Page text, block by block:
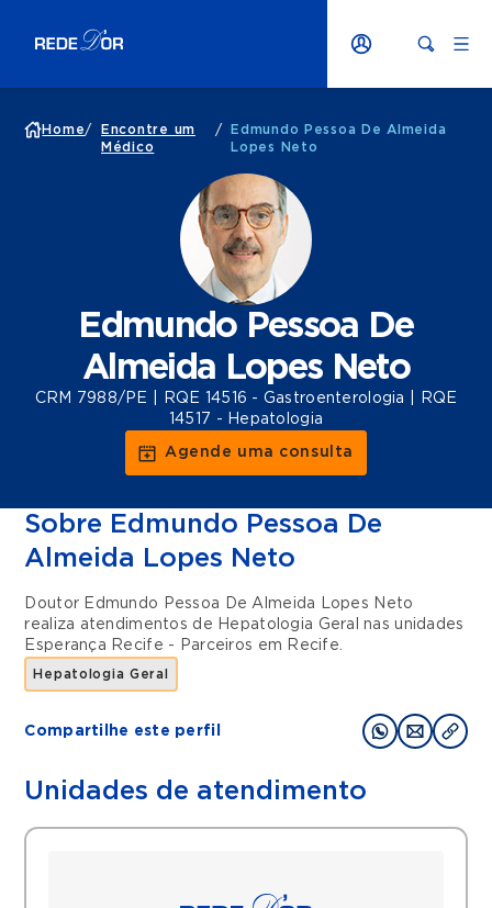
Home/
Encontre um
Médico
/
Edmundo Pessoa De Almeida
Lopes Neto
Edmundo Pessoa De
Almeida Lopes Neto
CRM 7988/PE | RQE 14516 - Gastroenterologia | RQE
14517 - Hepatologia
Agende uma consulta
Sobre Edmundo Pessoa De
Almeida Lopes Neto
Doutor Edmundo Pessoa De Almeida Lopes Neto
realiza atendimentos de Hepatologia Geral
nas unidades
Esperança Recife - Parceiros em Recife.
Hepatologia Geral
Compartilhe este perfil
Unidades de atendimento